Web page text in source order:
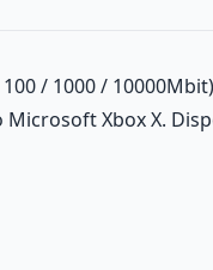
100 / 1000 /
Microsoft Xbox X.